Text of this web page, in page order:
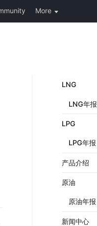
LNG
LNG年报
LPG
LPG年报
产品介绍
原油
原油年报
新闻中心